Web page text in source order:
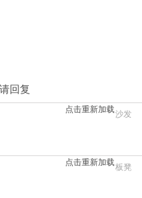
回复
点击重新加载沙发
点击重新加载板凳